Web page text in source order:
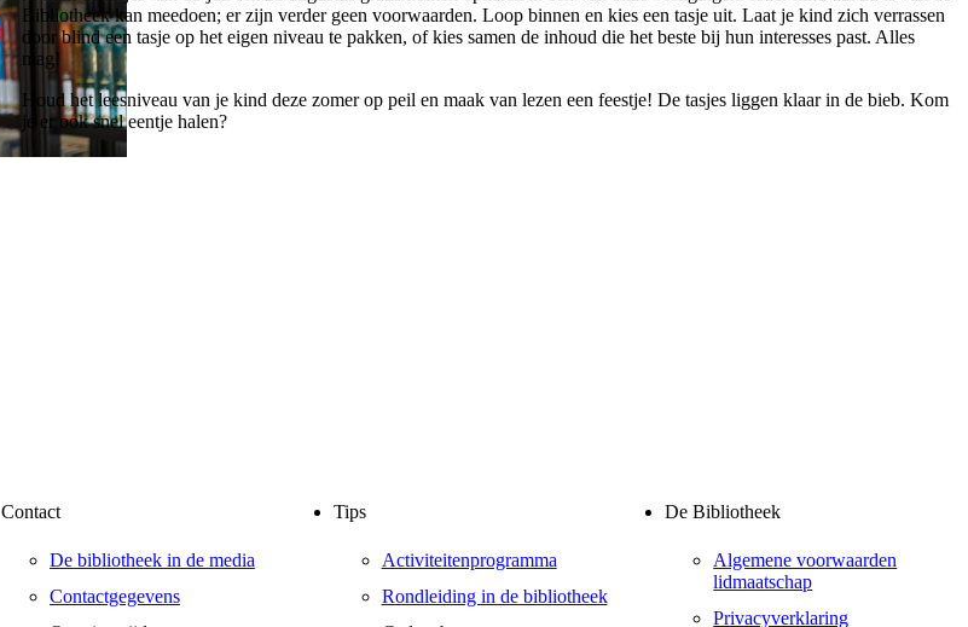
Bibliotheek kan meedoen; er zijn verder geen voorwaarden. Loop binnen en kies een tasje uit. Laat je kind zich verrassen
door blind een tasje op het eigen niveau te pakken, of kies samen de inhoud die het beste bij hun interesses past. Alles
mag!
Houd het leesniveau van je kind deze zomer op peil en maak van lezen een feestje! De tasjes liggen klaar in de bieb. Kom
je er ook snel eentje halen?
Contact
De bibliotheek in de media
Contactgegevens
Tips
Activiteitenprogramma
Rondleiding in de bibliotheek
De Bibliotheek
Algemene voorwaarden
lidmaatschap
Privacyverklaring